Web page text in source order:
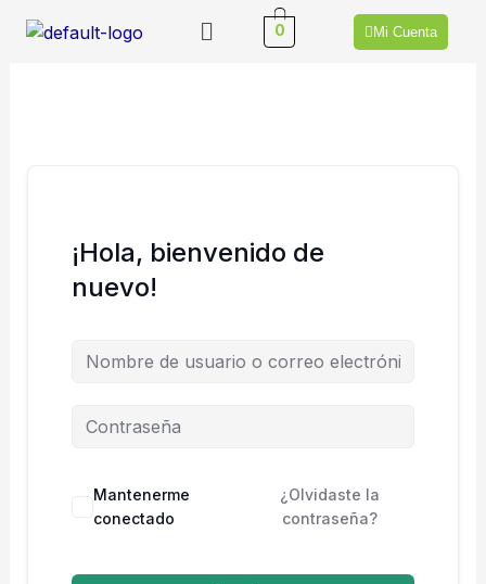
Menú 0 Mi Cuenta
¡Hola, bienvenido de
nuevo!
Mantenerme
conectado
¿Olvidaste la
contraseña?